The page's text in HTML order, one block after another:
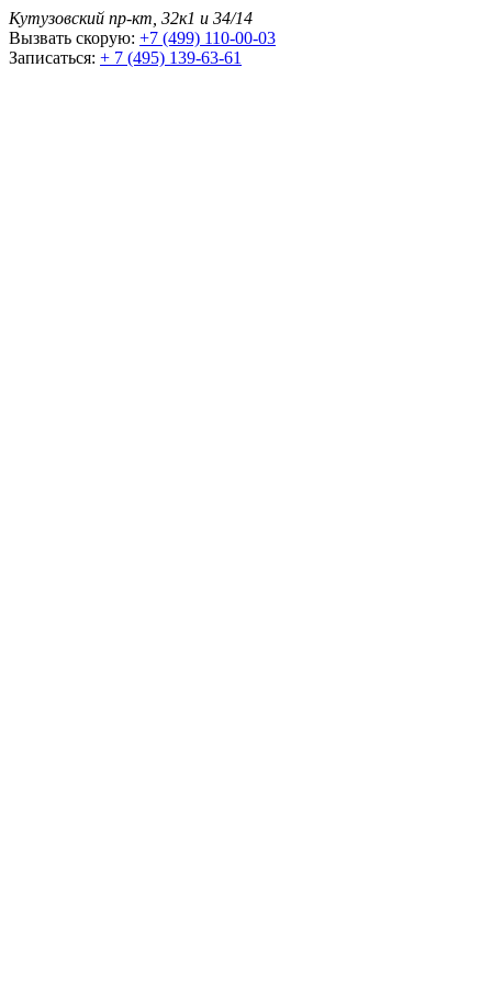
Кутузовский пр-кт, 32к1 и 34/14
Вызвать скорую: +7 (499) 110-00-03
Записаться: + 7 (495) 139-63-61